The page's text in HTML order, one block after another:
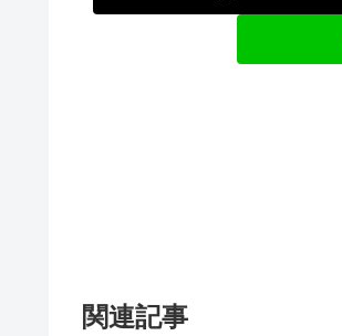
関連記事